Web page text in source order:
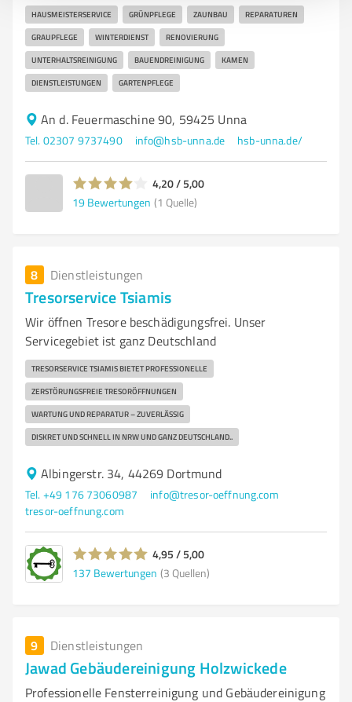
HAUSMEISTERSERVICE GRÜNPFLEGE ZAUNBAU REPARATUREN
GRAUPFLEGE WINTERDIENST RENOVIERUNG
UNTERHALTSREINIGUNG BAUENDREINIGUNG KAMEN
DIENSTLEISTUNGEN GARTENPFLEGE
An d. Feuermaschine 90, 59425 Unna
Tel. 02307 9737490 info@hsb-unna.de hsb-unna.de/
4,20 / 5,00
19 Bewertungen (1 Quelle)
8 Dienstleistungen
Tresorservice Tsiamis
Wir öffnen Tresore beschädigungsfrei. Unser
Servicegebiet ist ganz Deutschland
TRESORSERVICE TSIAMIS BIETET PROFESSIONELLE
ZERSTÖRUNGSFREIE TRESORÖFFNUNGEN
WARTUNG UND REPARATUR – ZUVERLÄSSIG
DISKRET UND SCHNELL IN NRW UND GANZ DEUTSCHLAND..
Albingerstr. 34, 44269 Dortmund
Tel. +49 176 73060987
info@tresor-oeffnung.com
tresor-oeffnung.com
4,95 / 5,00
137 Bewertungen (3 Quellen)
9 Dienstleistungen
Jawad Gebäudereinigung Holzwickede
Professionelle Fensterreinigung und Gebäudereinigung